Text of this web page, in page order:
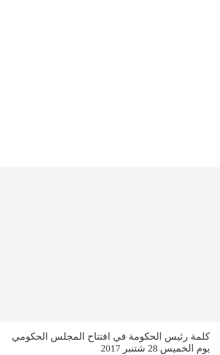
كلمة رئيس الحكومة في افتتاح المجلس الحكومي
يوم الخميس 28 شتنبر 2017